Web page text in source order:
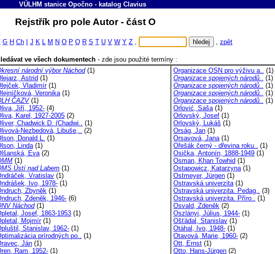
VÚLHM stanice Opočno - katalog Clavius
Rejstřík pro pole Autor - část O
G H Ch J K L M N O P Q R S T U V W Y Z , , zpět
ve všech dokumentech - zde jsou použité termíny :
národní výbor Náchod(1)
Astrid (1)
Vladimír(1)
Veronika(1)
ČAZV(1)
Jiří, 1952- (4)
Karel, 1927-2005 (2)
Chadwick D. (Chadwi.. (1)
Nezbedová, Libuše,.. (2)
Donald L. (1)
Linda(1)
Eva(2)
(1)
Ústí nad Labem (1)
Vratislav (1)
Ivo, 1978- (1)
Zbyněk (1)
Zdeněk, 1946- (6)
Náchod(1)
Josef, 1863-1953 (1)
Mojmír(1)
Stanislav, 1962- (1)
prírodných po.. (1)
Ján (1)
Ram, 1952- (1)
Organizace OSN pro výživu a.. (1)
Organizace spojených národů.. (1)
Organizace spojených národů.. (1)
Organizace spojených národů.. (1)
Organizace spojených národů.. (1)
Orlović, Saša(1)
Orlovský, Josef (1)
Orlovský, Lukáš (1)
Orság, Jan (1)
Orsavová, Jana(1)
Ořešák černý - dřevina roku.. (1)
Osička, Antonín, 1888-1949 (1)
Osman, Khan Towhid (1)
Ostapowicz, Katarzyna(1)
Ostmeyer, Jürgen (1)
Ostravská univerzita(1)
Ostravská univerzita. Pedag.. (3)
Ostravská univerzita. Příro.. (1)
Osvald, Zdeněk (2)
Oszlányi, Július, 1944- (1)
Ošťádal, Stanislav (1)
Otáhal, Ivo, 1948- (1)
Otavová, Marie, 1960- (2)
Ott, Ernst (1)
Otto, Hans-Jürgen (2)